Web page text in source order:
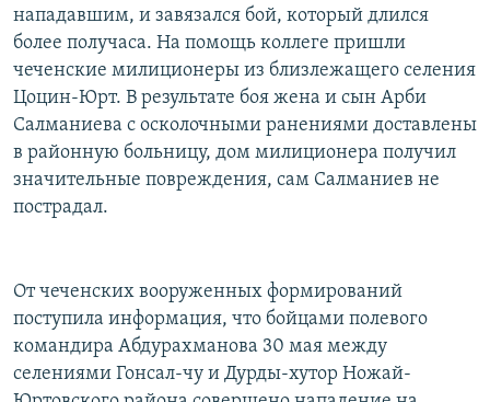
нападавшим, и завязался бой, который длился
более получаса. На помощь коллеге пришли
чеченские милиционеры из близлежащего селения
Цоцин-Юрт. В результате боя жена и сын Арби
Салманиева с осколочными ранениями доставлены
в районную больницу, дом милиционера получил
значительные повреждения, сам Салманиев не
пострадал.
От чеченских вооруженных формирований
поступила информация, что бойцами полевого
командира Абдурахманова 30 мая между
селениями Гонсал-чу и Дурды-хутор Ножай-